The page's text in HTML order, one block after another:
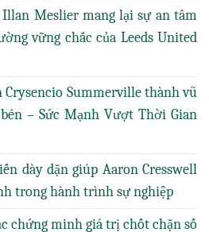
Meslier mang lại sự an tâm
vững chắc của Leeds United
Crysencio Summerville thành vũ
– Sức Mạnh Vượt Thời Gian
dày dặn giúp Aaron Cresswell
trong hành trình sự nghiệp
chứng minh giá trị chốt chặn số